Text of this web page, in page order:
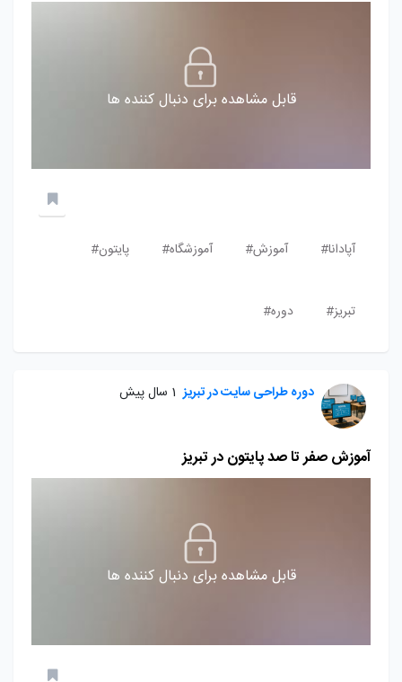
قابل مشاهده برای دنبال کننده ها
آپادانا# آموزش# آموزشگاه# پایتون#
تبریز# دوره#
دوره طراحی سایت در تبریز 1 سال پیش
آموزش صفر تا صد پایتون در تبریز
قابل مشاهده برای دنبال کننده ها